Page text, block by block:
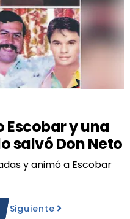
Escobar y una
salvó Don Neto
y animó a Escobar
Siguiente